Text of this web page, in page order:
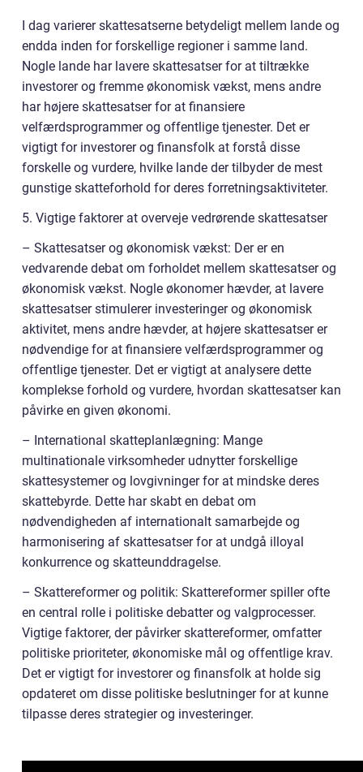
I dag varierer skattesatserne betydeligt mellem lande og
endda inden for forskellige regioner i samme land.
Nogle lande har lavere skattesatser for at tiltrække
investorer og fremme økonomisk vækst, mens andre
har højere skattesatser for at finansiere
velfærdsprogrammer og offentlige tjenester. Det er
vigtigt for investorer og finansfolk at forstå disse
forskelle og vurdere, hvilke lande der tilbyder de mest
gunstige skatteforhold for deres forretningsaktiviteter.
5. Vigtige faktorer at overveje vedrørende skattesatser
– Skattesatser og økonomisk vækst: Der er en
vedvarende debat om forholdet mellem skattesatser og
økonomisk vækst. Nogle økonomer hævder, at lavere
skattesatser stimulerer investeringer og økonomisk
aktivitet, mens andre hævder, at højere skattesatser er
nødvendige for at finansiere velfærdsprogrammer og
offentlige tjenester. Det er vigtigt at analysere dette
komplekse forhold og vurdere, hvordan skattesatser kan
påvirke en given økonomi.
– International skatteplanlægning: Mange
multinationale virksomheder udnytter forskellige
skattesystemer og lovgivninger for at mindske deres
skattebyrde. Dette har skabt en debat om
nødvendigheden af internationalt samarbejde og
harmonisering af skattesatser for at undgå illoyal
konkurrence og skatteunddragelse.
– Skattereformer og politik: Skattereformer spiller ofte
en central rolle i politiske debatter og valgprocesser.
Vigtige faktorer, der påvirker skattereformer, omfatter
politiske prioriteter, økonomiske mål og offentlige krav.
Det er vigtigt for investorer og finansfolk at holde sig
opdateret om disse politiske beslutninger for at kunne
tilpasse deres strategier og investeringer.